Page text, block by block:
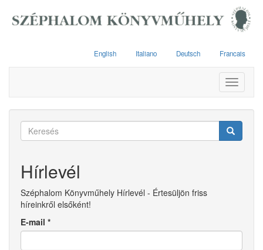
English Italiano Deutsch Francais
Toggle
Keresés
Hírlevél
Széphalom Könyvműhely Hírlevél - Értesüljön friss
híreinkről elsőként!
E-mail *